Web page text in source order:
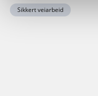
Sikkert veiarbeid